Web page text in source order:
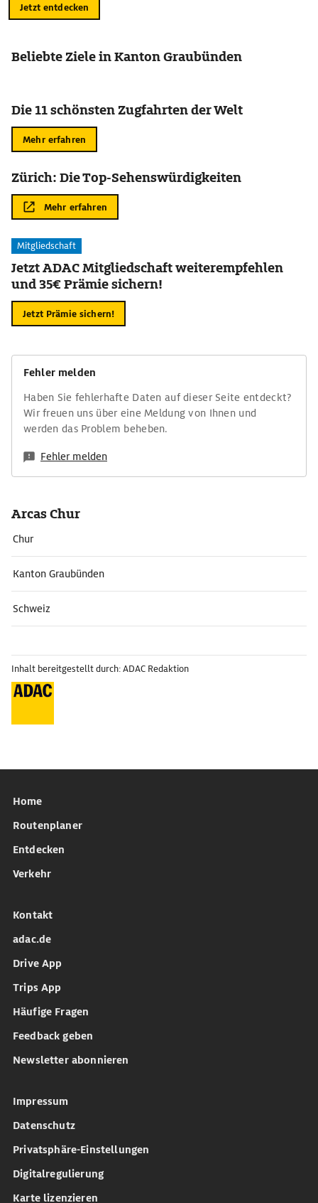
Jetzt entdecken
Beliebte Ziele in Kanton Graubünden
Die 11 schönsten Zugfahrten der Welt
Mehr erfahren
Zürich: Die Top-Sehenswürdigkeiten
Mehr erfahren
Mitgliedschaft
Jetzt ADAC Mitgliedschaft weiterempfehlen
und 35€ Prämie sichern!
Jetzt Prämie sichern!
Fehler melden
Haben Sie fehlerhafte Daten auf dieser Seite entdeckt?
Wir freuen uns über eine Meldung von Ihnen und
werden das Problem beheben.
Fehler melden
Arcas Chur
Chur
Kanton Graubünden
Schweiz
Inhalt bereitgestellt durch: ADAC Redaktion
Home
Routenplaner
Entdecken
Verkehr
Kontakt
adac.de
Drive App
Trips App
Häufige Fragen
Feedback geben
Newsletter abonnieren
Impressum
Datenschutz
Privatsphäre-Einstellungen
Digitalregulierung
Karte lizenzieren